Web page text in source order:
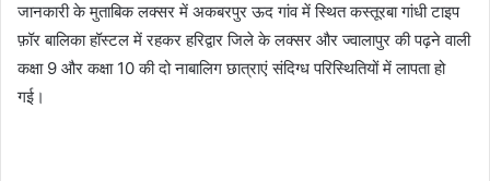
जानकारी के मुताबिक लक्सर में अकबरपुर ऊद गांव में स्थित कस्तूरबा गांधी टाइप
फ़ॉर बालिका हॉस्टल में रहकर हरिद्वार जिले के लक्सर और ज्वालापुर की पढ़ने वाली
कक्षा 9 और कक्षा 10 की दो नाबालिग छात्राएं संदिग्ध परिस्थितियों में लापता हो
गई।